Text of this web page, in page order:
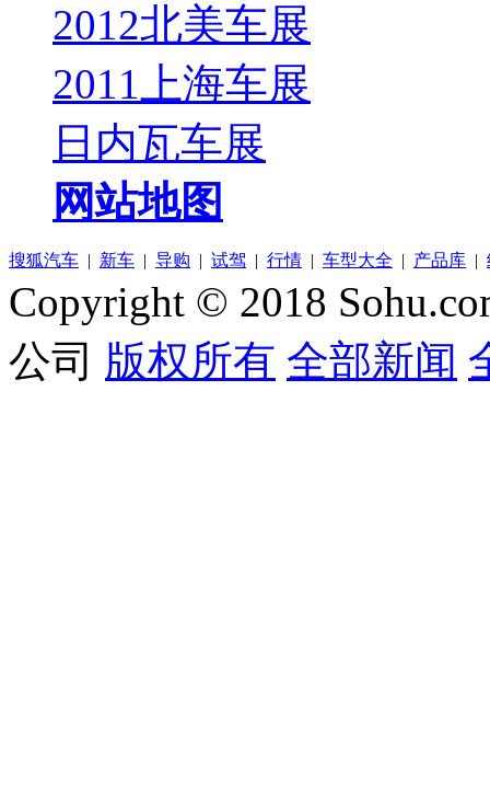
2012北美车展
2011上海车展
日内瓦车展
网站地图
搜狐汽车 | 新车 | 导购 | 试驾 | 行情 | 车型大全 | 产品库 |
Copyright © 2018
公司 版权所有 全部新闻